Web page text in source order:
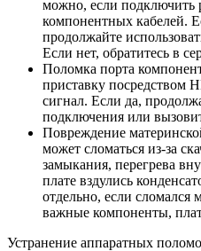
можно, если подключить
компонентных кабелей.
продолжайте
Если нет, обратитесь в
Поломка порта
приставку посредством
сигнал. Если да,
подключения или
Повреждение
может сломаться из-за
замыкания, перегрева
плате вздулись
отдельно, если сломался
важные компоненты,
Устранение аппаратных